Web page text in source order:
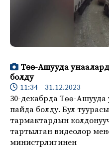
Төө-Ашууда
болду
11:34 31.12.2023
30-декабрда Төө-
пайда болду. Бул
тармактардын
тартылган видеолор
министрлигинен